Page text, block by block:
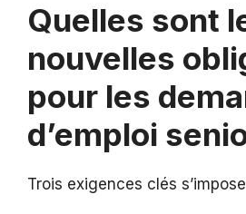
Quelles sont
nouvelles
pour les
d’emploi
Trois exigences clés